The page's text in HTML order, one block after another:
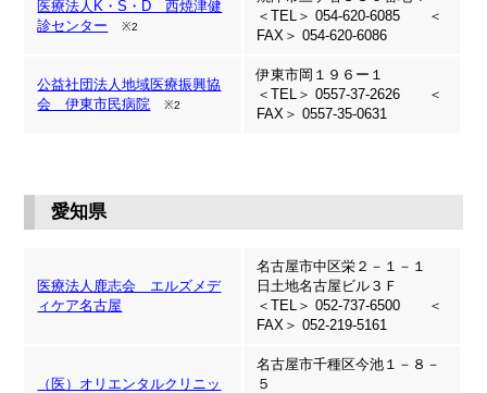
医療法人K・S・D 西焼津健
診センター
※2
＜TEL＞ 054-620-6085 ＜
FAX＞ 054-620-6086
公益社団法人地域医療振興協
会 伊東市民病院
※2
伊東市岡１９６ー１
＜TEL＞ 0557-37-2626 ＜
FAX＞ 0557-35-0631
愛知県
医療法人鹿志会 エルズメデ
ィケア名古屋
名古屋市中区栄２－１－１
日土地名古屋ビル３Ｆ
＜TEL＞ 052-737-6500 ＜
FAX＞ 052-219-5161
（医）オリエンタルクリニッ
名古屋市千種区今池１－８－
５